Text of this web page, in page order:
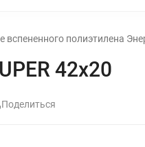
вспененного полиэтилена
42х20
Поделиться